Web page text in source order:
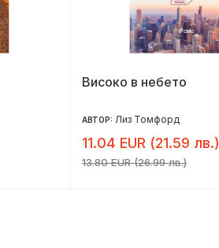
Високо в небето
АВТОР: Лиз Томфорд
11.04 EUR (21.59 лв.)
13.80 EUR (26.99 лв.)